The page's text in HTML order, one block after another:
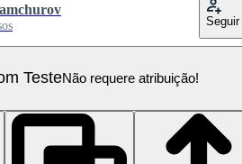
Seguir
TesteNão requere atribuição!